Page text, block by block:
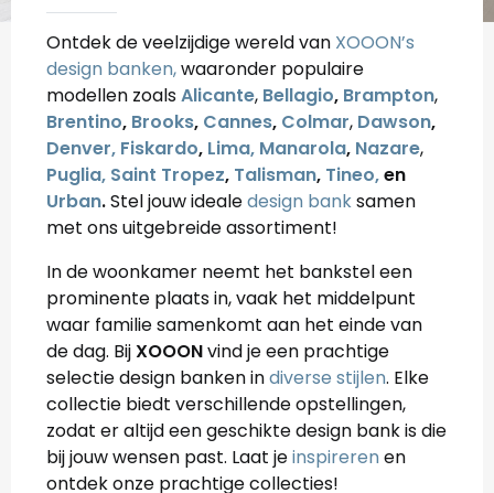
Ontdek de veelzijdige wereld van XOOON’s
design banken,waaronder populaire
modellen zoalsAlicante, Bellagio, Brampton,
Brentino, Brooks, Cannes, Colmar, Dawson,
Denver, Fiskardo, Lima, Manarola, Nazare,
Puglia, Saint Tropez, Talisman, Tineo,en
Urban.Stel jouw idealedesign banksamen
met ons uitgebreide assortiment!
In de woonkamer neemt het bankstel een
prominente plaats in, vaak het middelpunt
waar familie samenkomt aan het einde van
de dag. BijXOOONvind je een prachtige
selectie design banken indiverse stijlen. Elke
collectie biedt verschillende opstellingen,
zodat er altijd een geschikte design bank is die
bij jouw wensen past. Laat jeinspireren en
ontdek onze prachtige collecties!